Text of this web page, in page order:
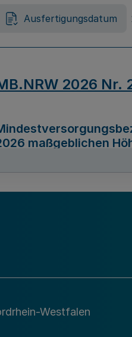
Ausfertigungsdatum
2026 Nr.
maßgeblichen
zur
Westfalen